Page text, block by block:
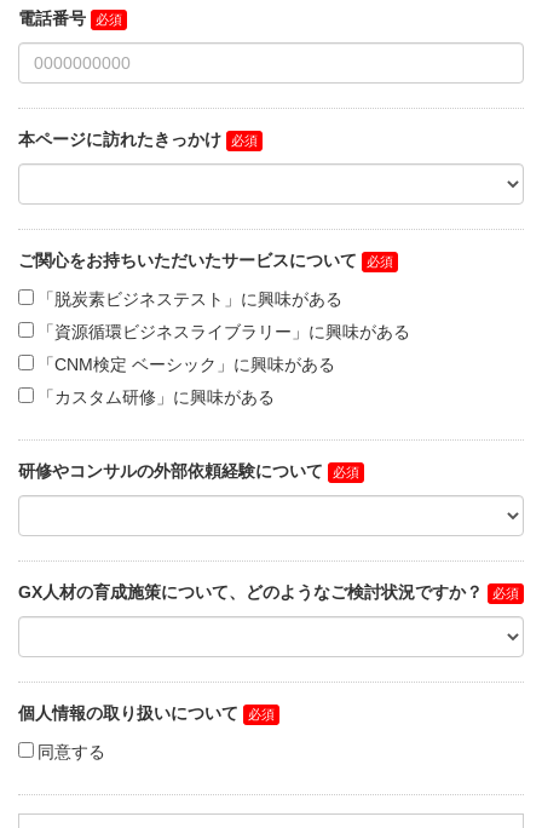
電話番号
本ページに訪れたきっかけ
ご関心をお持ちいただいたサービスについて
「脱炭素ビジネステスト」に興味がある
「資源循環ビジネスライブラリー」に興味がある
「CNM検定 ベーシック」に興味がある
「カスタム研修」に興味がある
研修やコンサルの外部依頼経験について
GX人材の育成施策について、どのようなご検討状況ですか？
個人情報の取り扱いについて
同意する